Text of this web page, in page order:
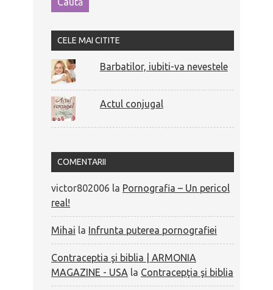
CELE MAI CITITE
Barbatilor, iubiti-va nevestele
Actul conjugal
COMENTARII
victor802006 la Pornografia – Un pericol
real!
Mihai la Infrunta puterea pornografiei
Contraceptia şi biblia | ARMONIA
MAGAZINE - USA la Contracepţia şi biblia